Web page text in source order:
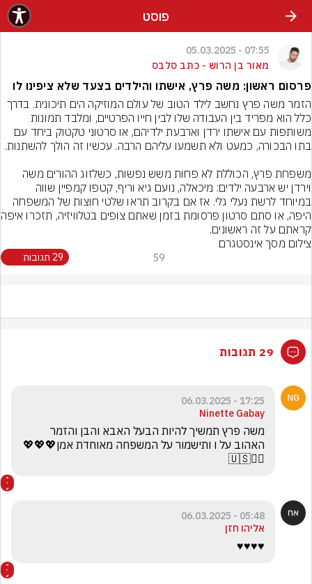
פוסט
07:55 - 05.03.2025
מאור בן הרוש - כתב סלבס
פרסום ראשון: משה פרץ, אישתו והילדים בצעד שלא ציפינו לו
קראתם על זה ראשונים.
צילום מסך אינסטגרם
59 29 תגובות
29 תגובות
17:25 - 06.03.2025
Ninette Gabay
האהוב על ו ותישמור על המשפחה מאוחדת אמן💖💖💖
🙋‍♀️🇺🇸
05:48 - 06.03.2025
אליהו חזן
♥️♥️♥️♥️